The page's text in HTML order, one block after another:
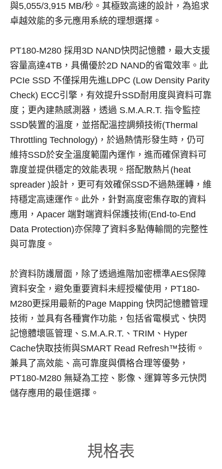
與5,055/3,915 MB/秒。其極致高速的設計，為追求
卓越效能的多元應用系統的理想選擇。
PT180-M280 採用3D NAND快閃記憶體，最大支援
容量高達4TB，具備優於2D NAND的省電效率。此
PCIe SSD 不僅採用先進LDPC (Low Density Parity
Check) ECC引擎，有效提升SSD耐用度與資料可靠
度；更內建熱感測器，透過 S.M.A.R.T. 指令監控
SSD裝置的溫度，並搭配溫控調頻技術(Thermal
Throttling Technology)，於過熱情形發生時，仍可
維持SSD於安全溫度範圍內運作，進而確保資料可
靠度並提供穩定的效能表現。搭配散熱片(heat
spreader )設計，更可有效確保SSD不過熱運轉，維
持穩定高速運作。此外，針對高度密集存取的資料
應用，Apacer 端對端資料保護技術(End-to-End
Data Protection)亦保障了資料多點傳輸間的完整性
與可靠度。
於資料防護層面，除了透過進階加密標準AES保障
資料安全，避免重要資料未經授權使用，PT180-
M280更採用最新的Page Mapping 快閃記憶體管理
技術，並具有各種實作功能，包括省電模式、快閃
記憶體壞區管理、S.M.A.R.T.、TRIM、Hyper
Cache快取技術與SMART Read Refresh™技術。
兼具了高效能、高可靠度與價格合理等優勢，
PT180-M280 無疑為工控、影像、運算等多元快閃
儲存應用的最佳選擇。
規格表